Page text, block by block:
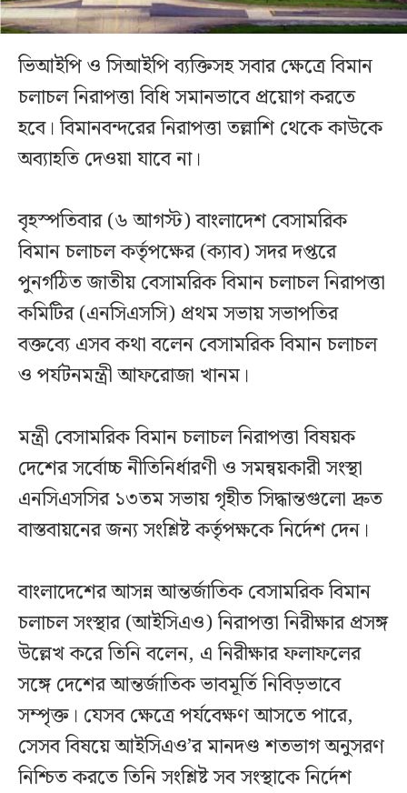
ভিআইপি ও সিআইপি ব্যক্তিসহ সবার ক্ষেত্রে বিমান
চলাচল নিরাপত্তা বিধি সমানভাবে প্রয়োগ করতে
হবে। বিমানবন্দরের নিরাপত্তা তল্লাশি থেকে কাউকে
অব্যাহতি দেওয়া যাবে না।
বৃহস্পতিবার (৬ আগস্ট) বাংলাদেশ বেসামরিক
বিমান চলাচল কর্তৃপক্ষের (ক্যাব) সদর দপ্তরে
পুনর্গঠিত জাতীয় বেসামরিক বিমান চলাচল নিরাপত্তা
কমিটির (এনসিএসসি) প্রথম সভায় সভাপতির
বক্তব্যে এসব কথা বলেন বেসামরিক বিমান চলাচল
ও পর্যটনমন্ত্রী আফরোজা খানম।
মন্ত্রী বেসামরিক বিমান চলাচল নিরাপত্তা বিষয়ক
দেশের সর্বোচ্চ নীতিনির্ধারণী ও সমন্বয়কারী সংস্থা
এনসিএসসির ১৩তম সভায় গৃহীত সিদ্ধান্তগুলো দ্রুত
বাস্তবায়নের জন্য সংশ্লিষ্ট কর্তৃপক্ষকে নির্দেশ দেন।
বাংলাদেশের আসন্ন আন্তর্জাতিক বেসামরিক বিমান
চলাচল সংস্থার (আইসিএও) নিরাপত্তা নিরীক্ষার প্রসঙ্গ
উল্লেখ করে তিনি বলেন, এ নিরীক্ষার ফলাফলের
সঙ্গে দেশের আন্তর্জাতিক ভাবমূর্তি নিবিড়ভাবে
সম্পৃক্ত। যেসব ক্ষেত্রে পর্যবেক্ষণ আসতে পারে,
সেসব বিষয়ে আইসিএও’র মানদণ্ড শতভাগ অনুসরণ
নিশ্চিত করতে তিনি সংশ্লিষ্ট সব সংস্থাকে নির্দেশ